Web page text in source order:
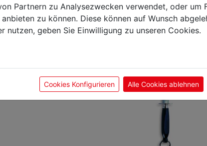
Partnern zu Analysezwecken verwendet, oder um
zu können. Diese können auf Wunsch
nutzen, geben Sie Einwilligung zu unseren Cookies.
Cookies Konfigurieren Alle Cookies ablehnen